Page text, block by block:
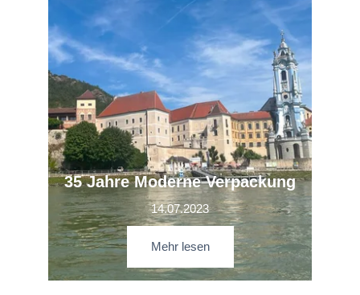
35 Jahre Moderne Verpackung
14.07.2023
Mehr lesen